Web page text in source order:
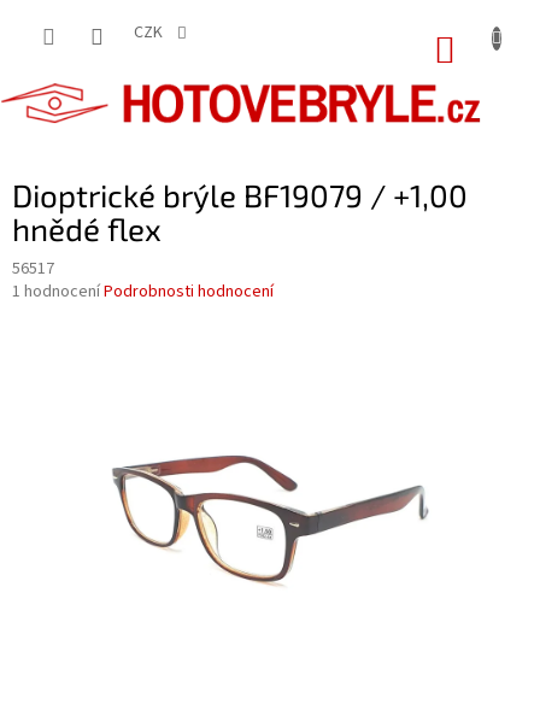
CZK
Dioptrické brýle BF19079 / +1,00
hnědé flex
56517
Průměrné
1 hodnoceníPodrobnosti hodnocení